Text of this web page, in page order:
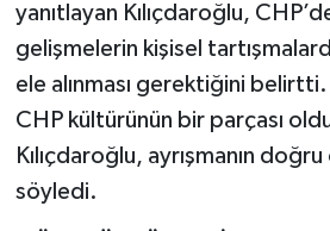
yanıtlayan Kılıçdaroğlu,
gelişmelerin kişisel
ele alınması gerektiğini
CHP kültürünün bir parçası
Kılıçdaroğlu, ayrışmanın doğru
söyledi.